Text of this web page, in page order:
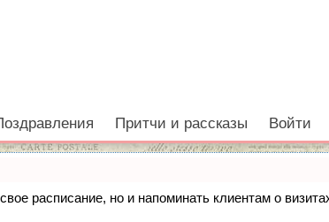
Притчи и рассказы Войти
расписание, но и напоминать клиентам о